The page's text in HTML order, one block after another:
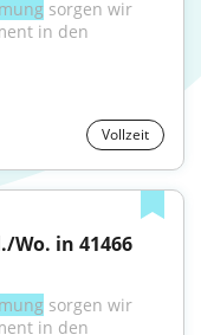
sorgen wir
in den
Vollzeit
sorgen wir
in den